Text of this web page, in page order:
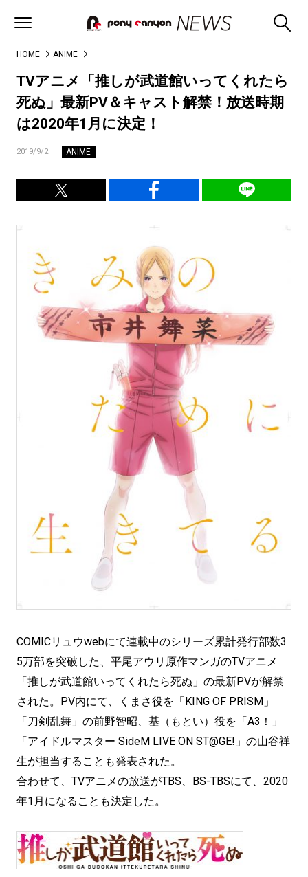
HOME ANIME
TVアニメ「推しが武道館いってくれたら
死ぬ」最新PV＆キャスト解禁！放送時期
は2020年1月に決定！
2019/9/2 ANIME
COMICリュウwebにて連載中のシリーズ累計発行部数3
5万部を突破した、平尾アウリ原作マンガのTVアニメ
「推しが武道館いってくれたら死ぬ」の最新PVが解禁
された。PV内にて、くまさ役を「KING OF PRISM」
「刀剣乱舞」の前野智昭、基（もとい）役を「A3！」
「アイドルマスター SideM LIVE ON ST@GE!」の山谷祥
生が担当することも発表された。
合わせて、TVアニメの放送がTBS、BS-TBSにて、2020
年1月になることも決定した。